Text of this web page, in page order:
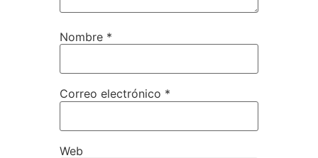
Nombre *
Correo electrónico *
Web